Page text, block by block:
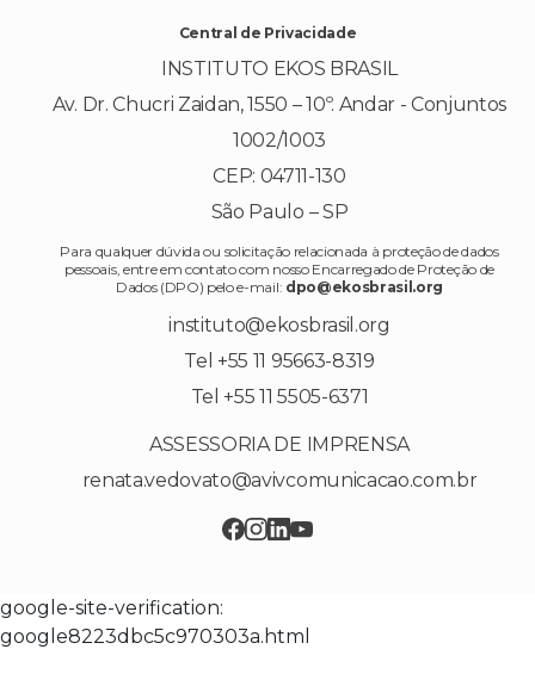
Central de Privacidade
INSTITUTO EKOS BRASIL
Av. Dr. Chucri Zaidan, 1550 – 10º. Andar - Conjuntos
1002/1003
CEP: 04711-130
São Paulo – SP
Para qualquer dúvida ou solicitação relacionada à proteção de dados
pessoais, entre em contato com nosso Encarregado de Proteção de
Dados (DPO) pelo e-mail: dpo@ekosbrasil.org
instituto@ekosbrasil.org
Tel +55 11 95663-8319
Tel +55 11 5505-6371
ASSESSORIA DE IMPRENSA
renata.vedovato@avivcomunicacao.com.br
google-site-verification:
google8223dbc5c970303a.html